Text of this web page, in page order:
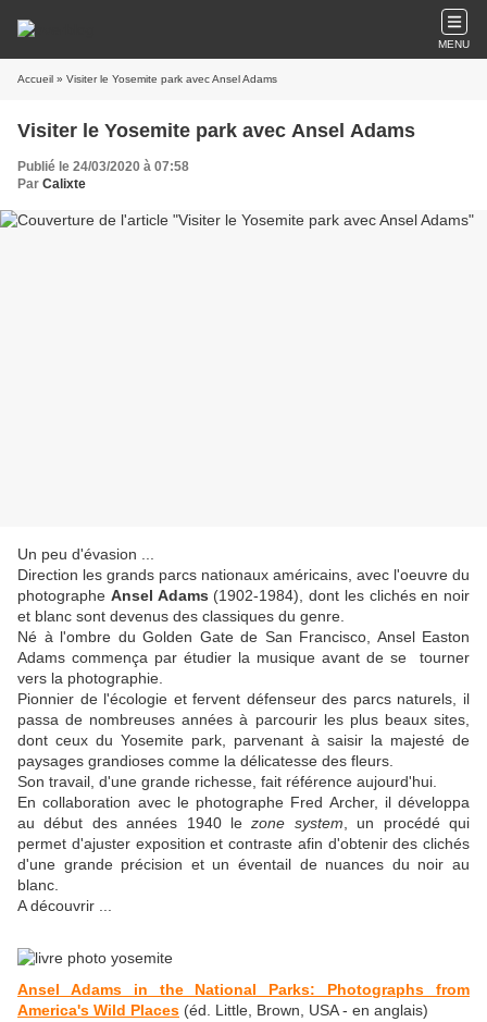
MENU
Accueil » Visiter le Yosemite park avec Ansel Adams
Visiter le Yosemite park avec Ansel Adams
Publié le 24/03/2020 à 07:58
Par Calixte
Un peu d'évasion ...
Direction les grands parcs nationaux américains, avec l'oeuvre du
photographe Ansel Adams (1902-1984), dont les clichés en noir
et blanc sont devenus des classiques du genre.
Né à l'ombre du Golden Gate de San Francisco, Ansel Easton
Adams commença par étudier la musique avant de se tourner
vers la photographie.
Pionnier de l'écologie et fervent défenseur des parcs naturels, il
passa de nombreuses années à parcourir les plus beaux sites,
dont ceux du Yosemite park, parvenant à saisir la majesté de
paysages grandioses comme la délicatesse des fleurs.
Son travail, d'une grande richesse, fait référence aujourd'hui.
En collaboration avec le photographe Fred Archer, il développa
au début des années 1940 lezone system , un procédé qui
permet d'ajuster exposition et contraste afin d'obtenir des clichés
d'une grande précision et un éventail de nuances du noir au
blanc.
A découvrir ...
Ansel Adams in the National Parks: Photographs from
America's Wild Places (éd. Little, Brown, USA - en anglais)